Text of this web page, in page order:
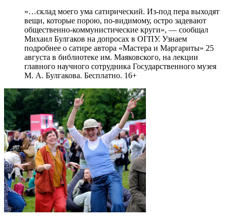
»…склад моего ума сатирический. Из-под пера выходят
вещи, которые порою, по-видимому, остро задевают
общественно-коммунистические круги», — сообщал
Михаил Булгаков на допросах в ОГПУ. Узнаем
подробнее о сатире автора «Мастера и Маргариты» 25
августа в библиотеке им. Маяковского, на лекции
главного научного сотрудника Государственного музея
М. А. Булгакова. Бесплатно. 16+